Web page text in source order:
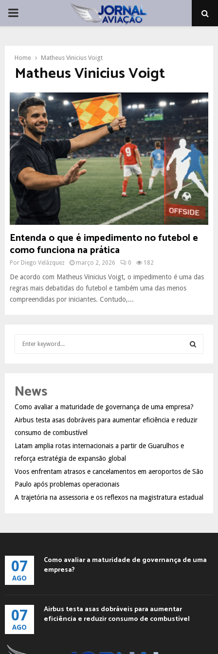
PRIMARY
Home Matheus Vinicius Voigt
Matheus Vinicius Voigt
Entenda o que é impedimento no futebol e
como funciona na prática
Por Diego Velázquez março 2, 2026 0 182
De acordo com Matheus Vinicius Voigt, o impedimento é uma das
regras mais debatidas do futebol e também uma das menos
compreendidas por iniciantes. Contudo,...
h
o
r
:
R
News
Como avaliar a maturidade de governança de uma empresa?
Airbus testa asas dobráveis para aumentar eficiência e reduzir
consumo de combustível
Latam amplia rotas internacionais a partir de Guarulhos e
reforça estratégia de expansão global
Voos enfrentam atrasos e cancelamentos em aeroportos de São
Paulo após problemas operacionais
A trajetória na assessoria e os reflexos na magistratura estadual
07
AGO
Como avaliar a maturidade de governança de uma
empresa?
07
AGO
Airbus testa asas dobráveis para aumentar
eficiência e reduzir consumo de combustível